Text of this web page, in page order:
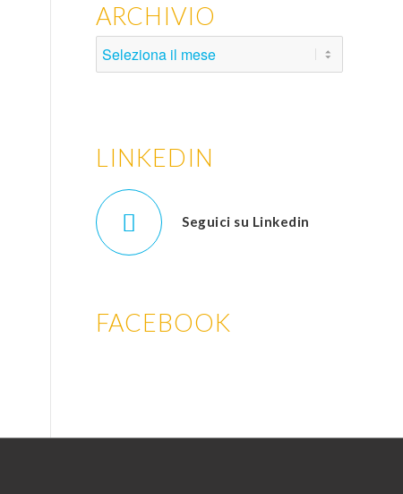
ARCHIVIO
LINKEDIN
Seguici su Linkedin
FACEBOOK